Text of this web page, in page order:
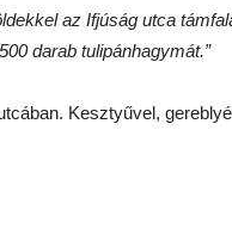
az Ifjúság utca
darab tulipánhagymát.”
Kesztyűvel,